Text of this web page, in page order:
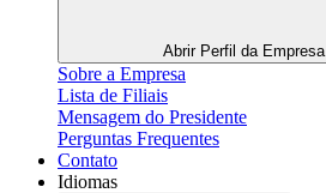
Abrir Perfil da Empresa
Sobre a Empresa
Lista de Filiais
Mensagem do Presidente
Perguntas Frequentes
Contato
Idiomas